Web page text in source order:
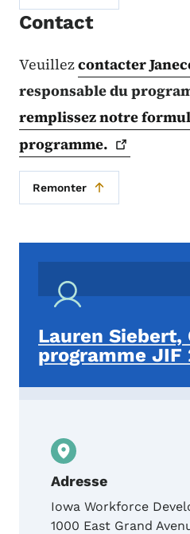
Contact
Veuillezcontacter
responsable du
remplissez notre
programme.
Remonter
Lauren Siebert,
programme JIF
Adresse
Iowa Workforce
1000 East Grand